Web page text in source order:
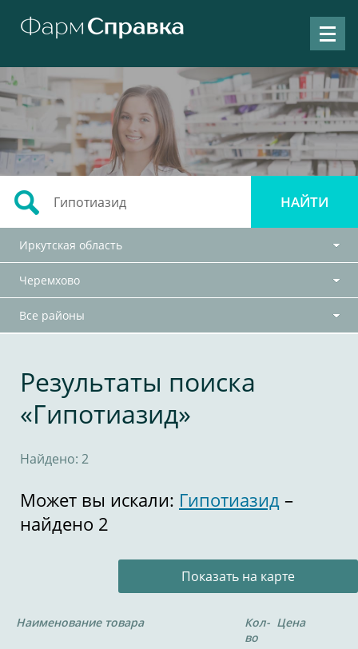
Иркутская область
Черемхово
Все районы
Результаты поиска
«Гипотиазид»
Найдено: 2
Может вы искали: Гипотиазид –
найдено 2
Показать на карте
Наименование товара
Кол-
во
Цена